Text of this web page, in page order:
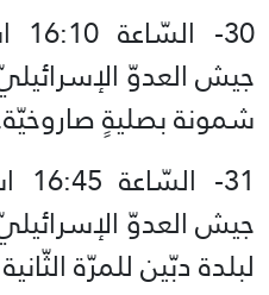
جيش العدوّ
شمونة بصليةٍ
جيش العدوّ
لبلدة دبّين للمرّة